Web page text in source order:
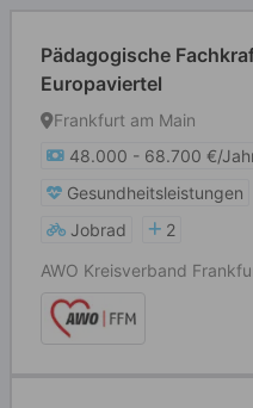
Pädagogische
Europaviertel
Frankfurt am Main
48.000 - 68.700 €/
Gesundheitsleistungen
Jobrad
2
AWO Kreisverband